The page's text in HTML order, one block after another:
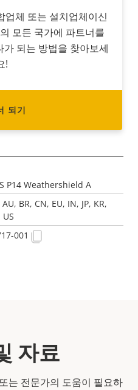
업체 또는 설치업체이신
모든 국가에 파트너를
되는 방법을 찾아보세
!
되기
P14 Weathershield A
AU, BR, CN, EU, IN, JP, KR,
US
001
자료
는 전문가의 도움이 필요하